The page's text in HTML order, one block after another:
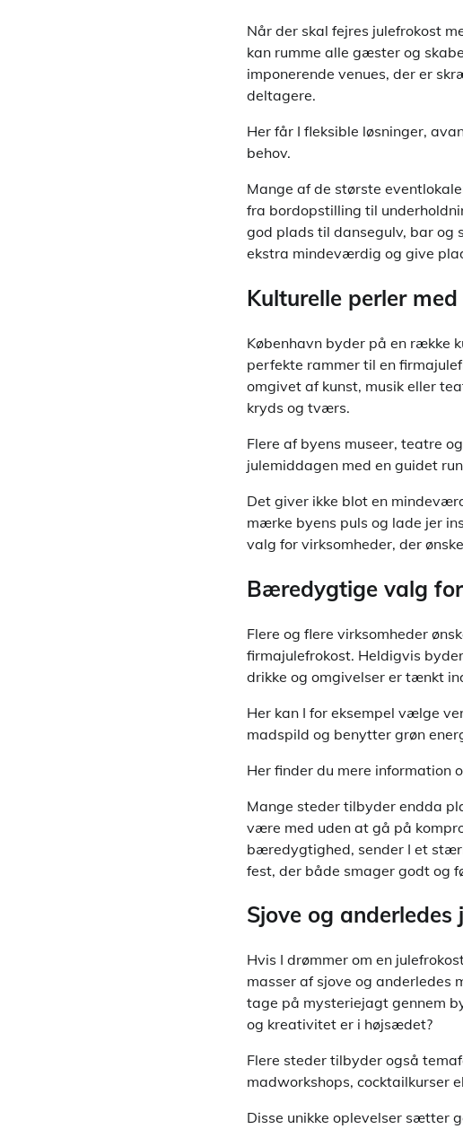
Når der skal fejres julefrokost
kan rumme alle gæster og
imponerende venues, der er
deltagere.
Her får I fleksible løsninger,
behov.
Mange af de største
fra bordopstilling til
god plads til dansegulv, bar og
ekstra mindeværdig og give
Kulturelle perler
København byder på en række
perfekte rammer til en
omgivet af kunst, musik eller
kryds og tværs.
Flere af byens museer, teatre
julemiddagen med en guidet
Det giver ikke blot en
mærke byens puls og lade jer
valg for virksomheder, der
Bæredygtige valg
Flere og flere virksomheder
firmajulefrokost. Heldigvis
drikke og omgivelser er tænkt
Her kan I for eksempel vælge
madspild og benytter grøn
Her finder du mere information
Mange steder tilbyder endda
være med uden at gå på
bæredygtighed, sender I et
fest, der både smager godt og
Sjove og
Hvis I drømmer om en
masser af sjove og anderledes
tage på mysteriejagt gennem
og kreativitet er i højsædet?
Flere steder tilbyder også
madworkshops, cocktailkurser
Disse unikke oplevelser sætter